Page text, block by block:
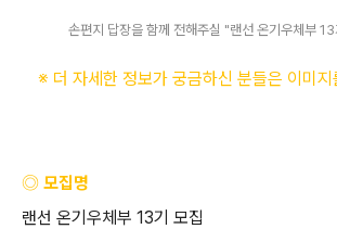
손편지 답장을 함께 전해주실 "랜선 온기우체부
※ 더 자세한 정보가 궁금하신 분들은 이미
◎ 모집명
랜선 온기우체부 13기 모집